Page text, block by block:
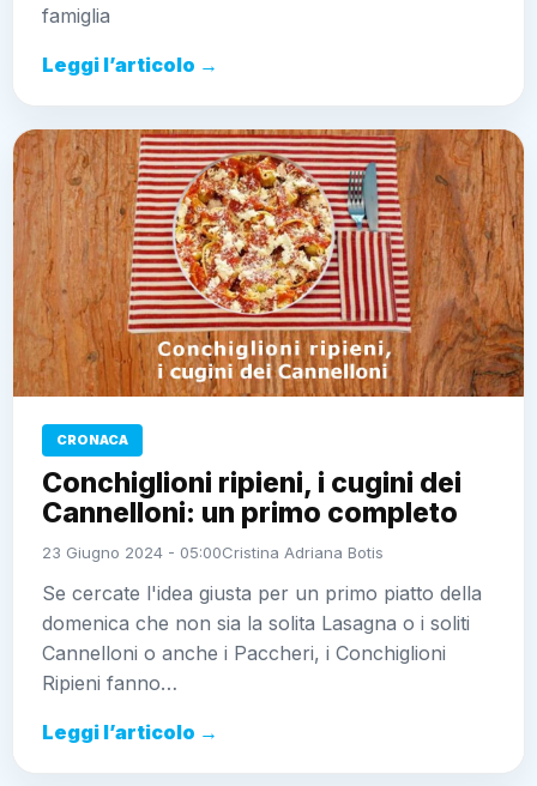
famiglia
Leggi l’articolo →
CRONACA
Conchiglioni ripieni, i cugini dei
Cannelloni: un primo completo
23 Giugno 2024 - 05:00Cristina Adriana Botis
Se cercate l'idea giusta per un primo piatto della
domenica che non sia la solita Lasagna o i soliti
Cannelloni o anche i Paccheri, i Conchiglioni
Ripieni fanno…
Leggi l’articolo →